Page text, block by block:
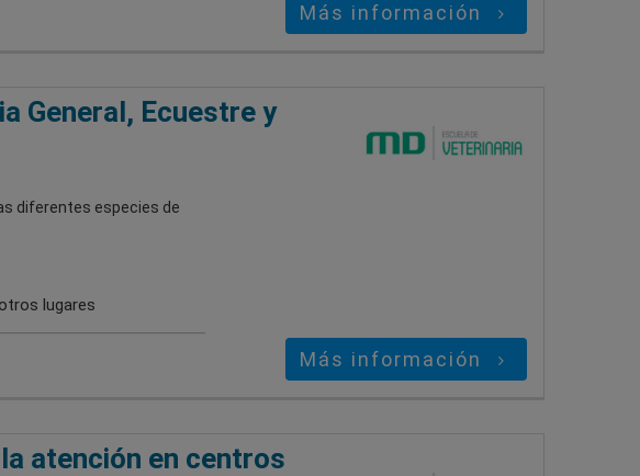
Más información
General, Ecuestre y
diferentes especies de
lugares
Más información
atención en centros